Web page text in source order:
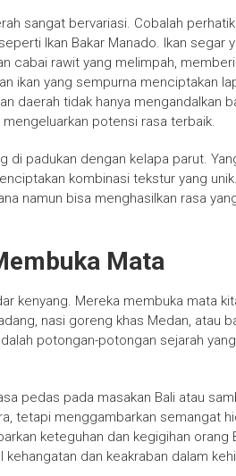
sangat bervariasi. Cobalah
Ikan Bakar Manado. Ikan segar
cabai rawit yang melimpah,
ikan yang sempurna menciptakan
daerah tidak hanya mengandalkan
potensi rasa terbaik.
di padukan dengan kelapa parut.
kombinasi tekstur yang
namun bisa menghasilkan rasa
Mata
kenyang. Mereka membuka mata
nasi goreng khas Medan, atau
potongan-potongan sejarah
pedas pada masakan Bali atau
tetapi menggambarkan semangat
keteguhan dan kegigihan orang
dan keakraban dalam